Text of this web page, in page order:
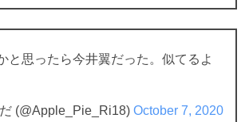
と思ったら今井翼だった。似てるよ
(@Apple_Pie_Ri18) October 7, 2020